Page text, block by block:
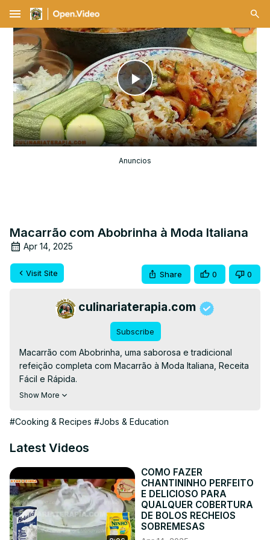
menu
Play
Video
Anuncios
Macarrão com Abobrinha à Moda Italiana
Apr 14, 2025
Visit Site Share 0 0
culinariaterapia.com
Subscribe
Macarrão com Abobrinha, uma saborosa e tradicional
refeição completa com Macarrão à Moda Italiana, Receita
Fácil e Rápida.
👉RECEITA ESCRITA👉
moda-italiana/
Show More
#Cooking & Recipes #Jobs & Education
Latest Videos
COMO FAZER
CHANTININHO PERFEITO
E DELICIOSO PARA
QUALQUER COBERTURA
DE BOLOS RECHEIOS
SOBREMESAS